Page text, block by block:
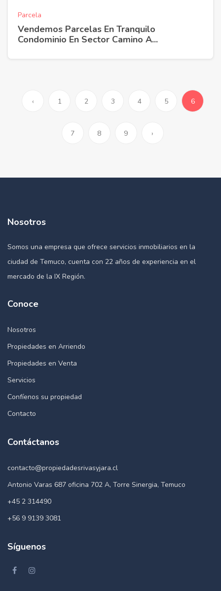
Parcela
Vendemos Parcelas En Tranquilo
Condominio En Sector Camino A...
‹ 1 2 3 4 5 6
7 8 9 ›
Nosotros
Somos una empresa que ofrece servicios inmobiliarios en la
ciudad de Temuco, cuenta con 22 años de experiencia en el
mercado de la IX Región.
Conoce
Nosotros
Propiedades en Arriendo
Propiedades en Venta
Servicios
Confíenos su propiedad
Contacto
Contáctanos
contacto@propiedadesrivasyjara.cl
Antonio Varas 687 oficina 702 A, Torre Sinergia, Temuco
+45 2 314490
+56 9 9139 3081
Síguenos